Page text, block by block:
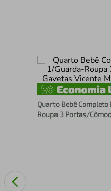
Quarto Bebê
Roupa 3 Portas/